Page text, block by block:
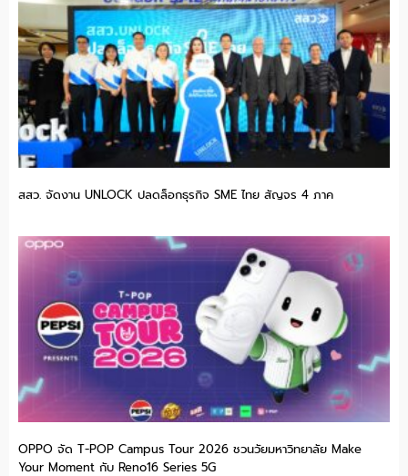
สสว. จัดงาน UNLOCK ปลดล็อกธุรกิจ SME ไทย สัญจร 4 ภาค
OPPO จัด T-POP Campus Tour 2026 ชวนวัยมหาวิทยาลัย Make
Your Moment กับ Reno16 Series 5G